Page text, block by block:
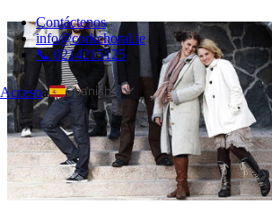
Contáctenos
info@corkchoral.ie
📞 0214215125
Accesoa
Spanish
English
Bulgarian
Czech
Danish